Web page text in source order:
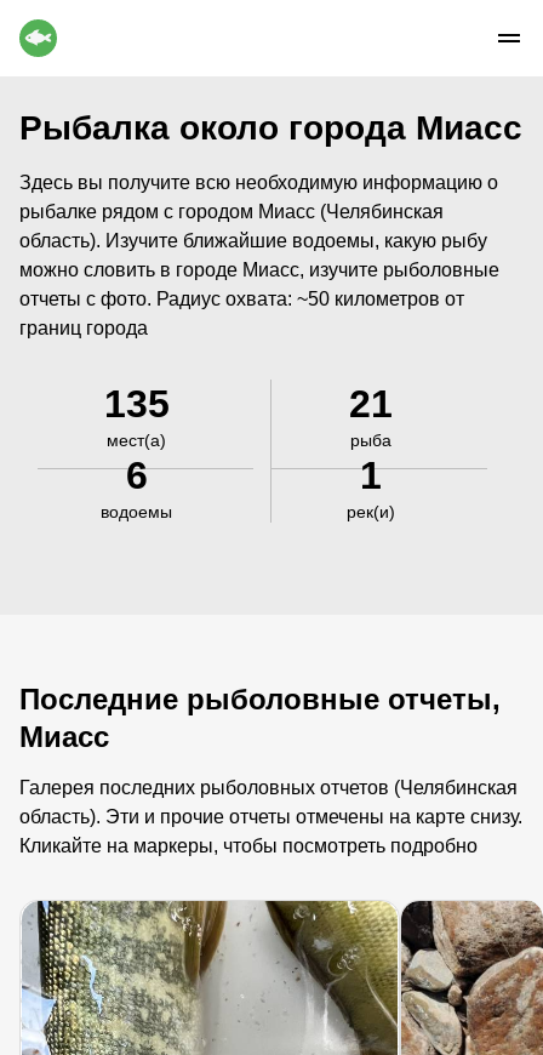
Рыбалка около города Миасс
Здесь вы получите всю необходимую информацию о
рыбалке рядом с городом Миасс (Челябинская
область). Изучите ближайшие водоемы, какую рыбу
можно словить в городе Миасс, изучите рыболовные
отчеты с фото. Радиус охвата: ~50 километров от
границ города
135
мест(а)
21
рыба
6
водоемы
1
рек(и)
Последние рыболовные отчеты,
Миасс
Галерея последних рыболовных отчетов (Челябинская
область). Эти и прочие отчеты отмечены на карте снизу.
Кликайте на маркеры, чтобы посмотреть подробно